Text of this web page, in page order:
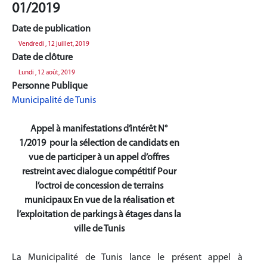
01/2019
Date de publication
Vendredi , 12 juillet, 2019
Date de clôture
Lundi , 12 août, 2019
Personne Publique
Municipalité de Tunis
Appel à manifestations d’intérêt N°
1/2019 pour la sélection de candidats en
vue de participerà un appel d’offres
restreint avec dialogue compétitif Pour
l’octroi de concession de terrains
municipaux En vue de la réalisation et
l’exploitation de parkings à étages dans la
ville de Tunis
La Municipalité de Tunis lance le présent appel à